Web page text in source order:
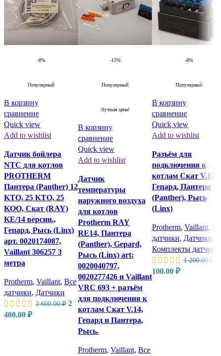
-8%
Популярный
В корзину
сравнение
Quick view
Add to wishlist
Датчик бойлера
NTC для котлов
PROTHERM
Пантера (Panther) 12
KTO, 25 KTO, 25
KOO, Скат (RAY)
KE/14 версии.,
Гепард, Рысь (Linx)
арт. 0020174087,
Vaillant 306257 3
метра
Protherm, Vaillant, Все
датчики, Датчики
2 600.00₽ Первоначальная
цена
составляла
600.00 ₽.
2
400.00 ₽Текущая
-15%
Популярный
Лучшая цена!
В корзину
сравнение
Quick view
Add to wishlist
Датчик
температуры
наружного воздуха
для котлов
Protherm RAY
RE14, Пантера
(Panther), Gepard,
Рысь (Linx) art:
0020040797,
0020277426 и Vaillant
VRC 693 + разъём
для подключения к
котлам Скат V.14,
Гепард и Пантера,
Рысь.
Protherm, Vaillant, Все
-8%
Популярный
В корзину
сравнение
Quick view
Add to wishlist
Разъём для
подключения к
котлам Скат V.14,
Гепард, Пантера
(Panther), Рысь
(Linx)
Protherm, Vaillant,
датчики, Датчики
Комплекты
1 200.00₽
100.00 ₽Текущая